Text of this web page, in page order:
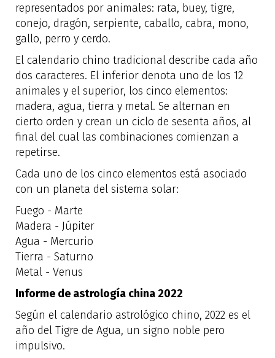
representados por animales: rata, buey, tigre,
conejo, dragón, serpiente, caballo, cabra, mono,
gallo, perro y cerdo.
El calendario chino tradicional describe cada año
dos caracteres. El inferior denota uno de los 12
animales y el superior, los cinco elementos:
madera, agua, tierra y metal. Se alternan en
cierto orden y crean un ciclo de sesenta años, al
final del cual las combinaciones comienzan a
repetirse.
Cada uno de los cinco elementos está asociado
con un planeta del sistema solar:
Fuego - Marte
Madera - Júpiter
Agua - Mercurio
Tierra - Saturno
Metal - Venus
Informe de astrología china 2022
Según el calendario astrológico chino, 2022 es el
año del Tigre de Agua, un signo noble pero
impulsivo.